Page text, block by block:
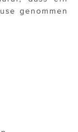
genommen